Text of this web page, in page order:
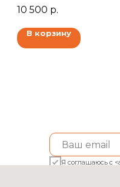
10 500 р.
В корзину
Я соглашаюсь с